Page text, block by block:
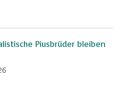
Piusbrüder bleiben